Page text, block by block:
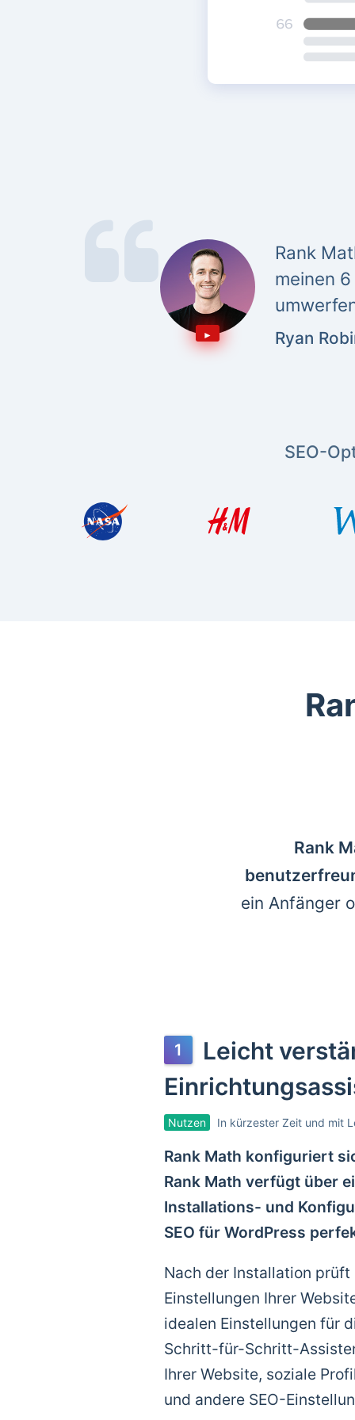
Rank
meinen
Ryan
SEO-
Rank
ein Anfänger
Leicht
Nutzen In kürzester Zeit und mit
Rank Math konfiguriert
Rank Math verfügt über
Installations- und
SEO für WordPress
Nach der Installation prüft
Einstellungen Ihrer
idealen Einstellungen für
Schritt-für-Schritt-
Ihrer Website, soziale
und andere SEO-